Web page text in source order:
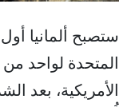
ستصبح ألمانيا
المتحدة لواحد
الأمريكية، بعد